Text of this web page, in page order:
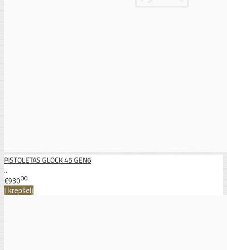
PISTOLETAS GLOCK 45 GEN6
..
€93000
Į krepšelį